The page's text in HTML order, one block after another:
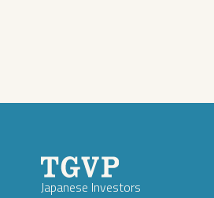
Japanese Investors